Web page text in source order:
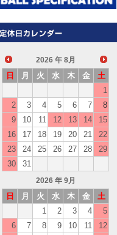
2026 年 8月
日 月 火 水 木 金
土
1
2
3 4 5 6 7
8
9
10 11 12 13 14
15
16
17 18 19 20 21
22
23
24 25 26 27 28
29
30
31
2026 年 9月
日 月 火 水 木 金
土
1
2 3 4
5
6
7 8 9 10 11
12